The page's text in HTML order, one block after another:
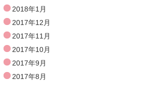
2018年1月
2017年12月
2017年11月
2017年10月
2017年9月
2017年8月